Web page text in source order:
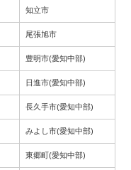
知立市
尾張旭市
豊明市(愛知中部)
日進市(愛知中部)
長久手市(愛知中部)
みよし市(愛知中部)
東郷町(愛知中部)